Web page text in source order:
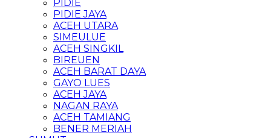
PIDIE
PIDIE JAYA
ACEH UTARA
SIMEULUE
ACEH SINGKIL
BIREUEN
ACEH BARAT DAYA
GAYO LUES
ACEH JAYA
NAGAN RAYA
ACEH TAMIANG
BENER MERIAH